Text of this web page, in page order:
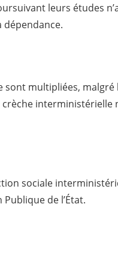
leurs études
dépendance.
multipliées, malgré
interministérielle
sociale
de l’État.